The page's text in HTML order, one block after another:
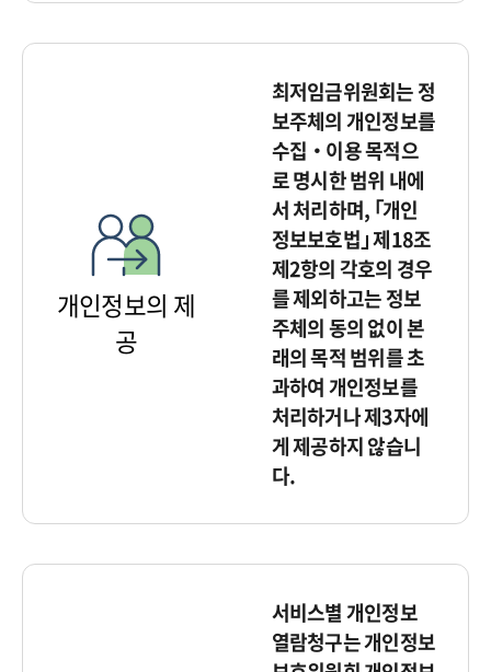
개인정보의 제
공
최저임금위원회는 정
보주체의 개인정보를
수집‧이용 목적으
로 명시한 범위 내에
서 처리하며, ｢개인
정보보호법｣ 제18조
제2항의 각호의 경우
를 제외하고는 정보
주체의 동의 없이 본
래의 목적 범위를 초
과하여 개인정보를
처리하거나 제3자에
게 제공하지 않습니
다.
서비스별 개인정보
열람청구는 개인정보